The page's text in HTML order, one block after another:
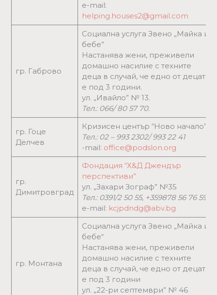
e-mail:
helping.houses2@gmail.com
гр. Габрово
Социална услуга Звено „Майка и
бебе”
Настанява жени, преживели
домашно насилие с техните
деца в случай, че едно от децата
е под 3 години.
ул. „Ивайло” № 13.
Тел.: 066/ 80 57 70.
гр. Гоце
Делчев
Кризисен център “Ново начало”
Тел.: 02 – 993 2302/ 993 22 41
-mail: office@podslon.org
гр.
Димитровград
Фондация “Х&Д Джендър
перспективи”
ул. „Захари Зограф” №35
Тел.: 0391/2 50 55, +359878 56 76 59
e-mail: kcjpdndg@abv.bg
гр. Монтана
Социална услуга Звено „Майка и
бебе“
Настанява жени, преживели
домашно насилие с техните
деца в случай, че едно от децата
е под 3 години
ул. „22-ри септември” № 46